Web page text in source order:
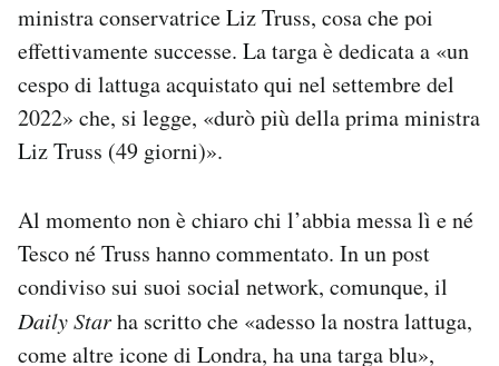
Hai bisogno di aiuto?
Esci
ministra conservatrice Liz Truss, cosa che poi
effettivamente successe. La targa è dedicata a «un
cespo di lattuga acquistato qui nel settembre del
2022» che, si legge, «durò più della prima ministra
Liz Truss (49 giorni)».
Al momento non è chiaro chi l’abbia messa lì e né
Tesco né Truss hanno commentato. In un post
condiviso sui suoi social network, comunque, il
Daily Starha scritto che «adesso la nostra lattuga,
come altre icone di Londra, ha una targa blu»,